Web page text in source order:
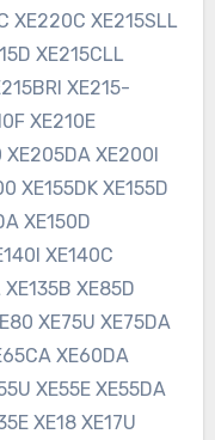
XE220C XE215SLL
XE215CLL
XE215-
XE210E
XE205DA XE200I
XE155DK XE155D
XE150D
XE140C
XE135B XE85D
XE75U XE75DA
XE60DA
XE55E XE55DA
XE18 XE17U